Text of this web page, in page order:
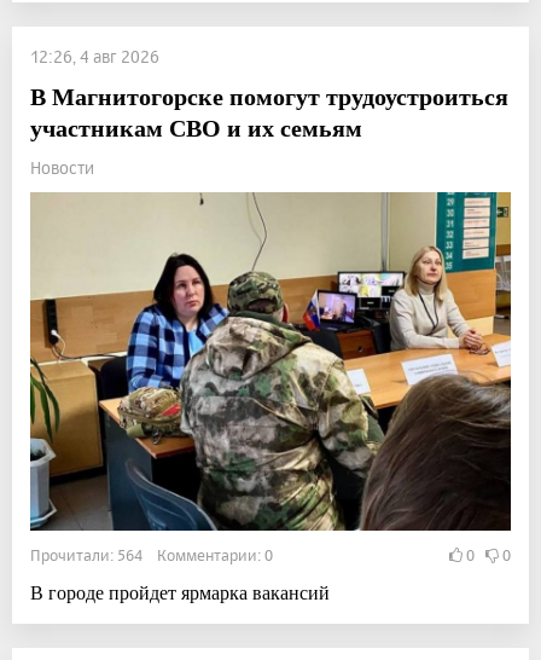
12:26, 4 авг 2026
В Магнитогорске помогут трудоустроиться
участникам СВО и их семьям
Новости
Прочитали: 564 Комментарии: 0 0 0
В городе пройдет ярмарка вакансий